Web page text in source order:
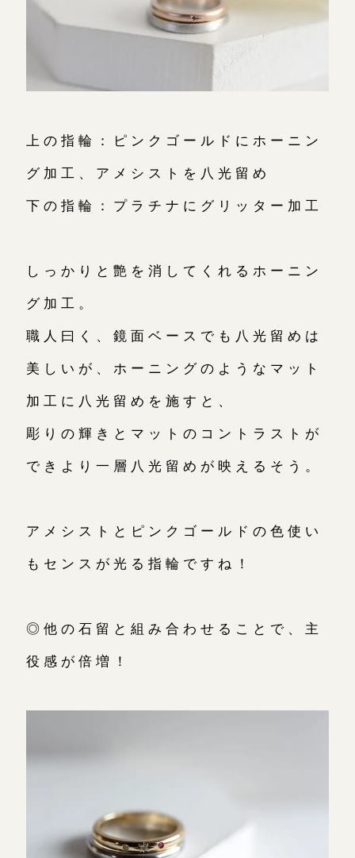
上の指輪：ピンクゴールドにホーニン
グ加工、アメシストを八光留め
下の指輪：プラチナにグリッター加工
しっかりと艶を消してくれるホーニン
グ加工。
職人曰く、鏡面ベースでも八光留めは
美しいが、ホーニングのようなマット
加工に八光留めを施すと、
彫りの輝きとマットのコントラストが
できより一層八光留めが映えるそう。
アメシストとピンクゴールドの色使い
もセンスが光る指輪ですね！
◎他の石留と組み合わせることで、主
役感が倍増！